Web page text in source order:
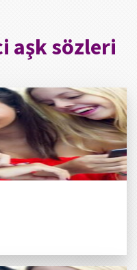
aşk sözleri